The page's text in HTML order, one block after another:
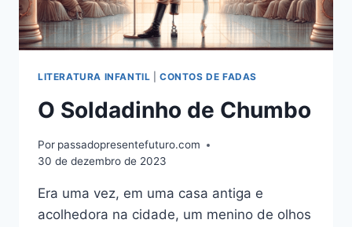
ANOS’
E
MUITO
LITERATURA INFANTIL |CONTOS DE FADAS
O Soldadinho de Chumbo
Por passadopresentefuturo.com
30 de dezembro de 2023
Era uma vez, em uma casa antiga e
acolhedora na cidade, um menino de olhos